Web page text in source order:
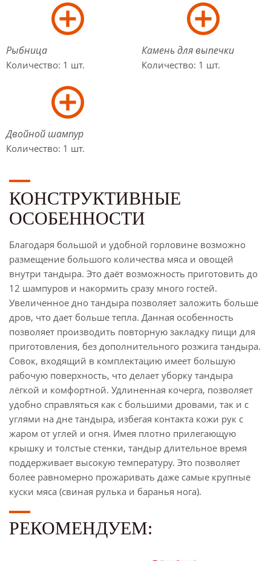
Рыбница
Количество: 1 шт.
Камень для выпечки
Количество: 1 шт.
Двойной шампур
Количество: 1 шт.
КОНСТРУКТИВНЫЕ
ОСОБЕННОСТИ
Благодаря большой и удобной горловине возможно
размещение большого количества мяса и овощей
внутри тандыра. Это даёт возможность приготовить до
12 шампуров и накормить сразу много гостей.
Увеличенное дно тандыра позволяет заложить больше
дров, что дает больше тепла. Данная особенность
позволяет производить повторную закладку пищи для
приготовления, без дополнительного розжига тандыра.
Совок, входящий в комплектацию имеет большую
рабочую поверхность, что делает уборку тандыра
лёгкой и комфортной. Удлиненная кочерга, позволяет
удобно справляться как с большими дровами, так и с
углями на дне тандыра, избегая контакта кожи рук с
жаром от углей и огня. Имея плотно прилегающую
крышку и толстые стенки, тандыр длительное время
поддерживает высокую температуру. Это позволяет
более равномерно прожаривать даже самые крупные
куски мяса (свиная рулька и баранья нога).
РЕКОМЕНДУЕМ: